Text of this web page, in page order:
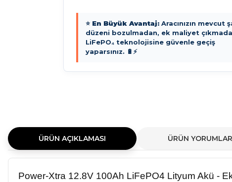
⭐ En Büyük Avantaj: Aracınızın mevcut
düzeni bozulmadan, ek maliyet
LiFePO₄ teknolojisine güvenle geçiş
yaparsınız. 🔋⚡
ÜRÜN AÇIKLAMASI ÜRÜN
Power-Xtra 12.8V 100Ah LiFePO4 Lityum Akü -